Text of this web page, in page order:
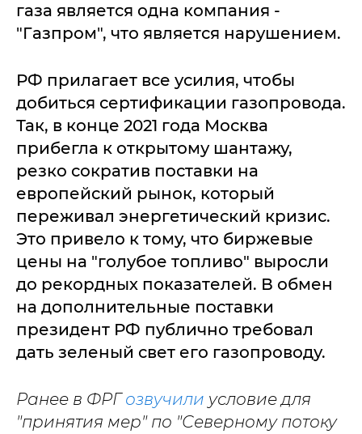
газа является одна компания -
"Газпром", что является нарушением.
РФ прилагает все усилия, чтобы
добиться сертификации газопровода.
Так, в конце 2021 года Москва
прибегла к открытому шантажу,
резко сократив поставки на
европейский рынок, который
переживал энергетический кризис.
Это привело к тому, что биржевые
цены на "голубое топливо" выросли
до рекордных показателей. В обмен
на дополнительные поставки
президент РФ публично требовал
дать зеленый свет его газопроводу.
Ранее в ФРГозвучили условие для
"принятия мер" по "Северному потоку